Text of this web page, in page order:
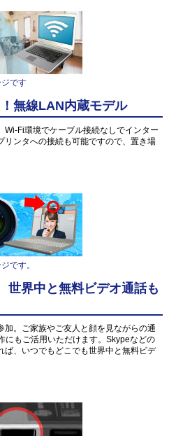
です
無線LAN内蔵モデル
Fi環境でケーブル接続なしでインター
リンタへの接続も可能ですので、置き場
です。
世界中と無料ビデオ通話も
。ご家族やご友人と顔を見ながらの通
にもご活用いただけます。Skypeなどの
ば、いつでもどこでも世界中と無料ビデ